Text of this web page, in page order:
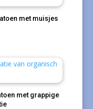
met muisjes
met grappige